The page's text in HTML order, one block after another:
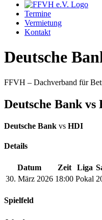
Termine
Vermietung
Kontakt
Deutsche
FFVH – Dachverband für
Deutsche Bank vs
Deutsche Bank vs HDI
Details
Datum Zeit Liga
30. März 2026 18:00 Pokal
Spielfeld